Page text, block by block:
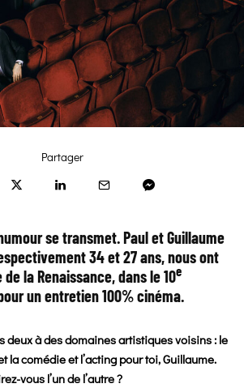
Partager
se transmet. Paul et Guillaume
34 et 27 ans, nous ont
la Renaissance, dans le 10e
un entretien 100% cinéma.
deux à des domaines artistiques voisins : le
la comédie et l’acting pour toi, Guillaume.
vous l’un de l’autre ?